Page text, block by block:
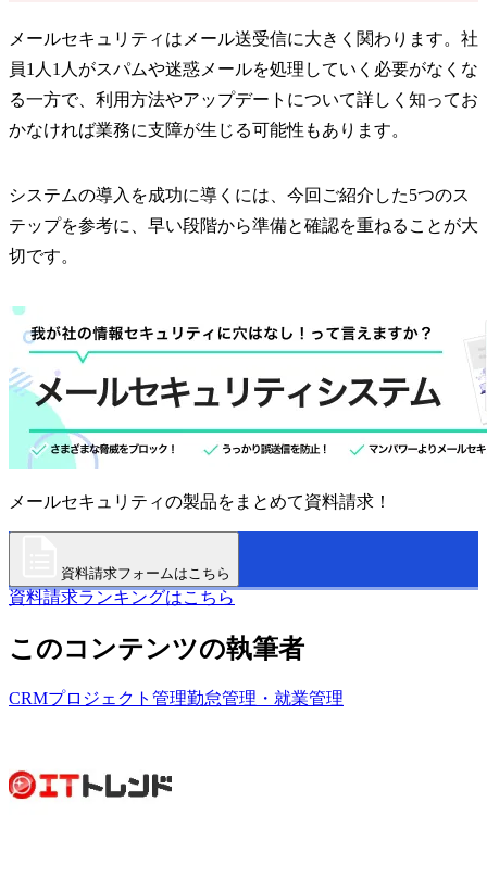
メールセキュリティはメール送受信に大きく関わります。社
員1人1人がスパムや迷惑メールを処理していく必要がなくな
る一方で、利用方法やアップデートについて詳しく知ってお
かなければ業務に支障が生じる可能性もあります。
システムの導入を成功に導くには、今回ご紹介した5つのス
テップを参考に、早い段階から準備と確認を重ねることが大
切です。
メールセキュリティの製品をまとめて資料請求！
資料請求フォームはこちら
資料請求ランキングはこちら
このコンテンツの執筆者
CRMプロジェクト管理勤怠管理・就業管理